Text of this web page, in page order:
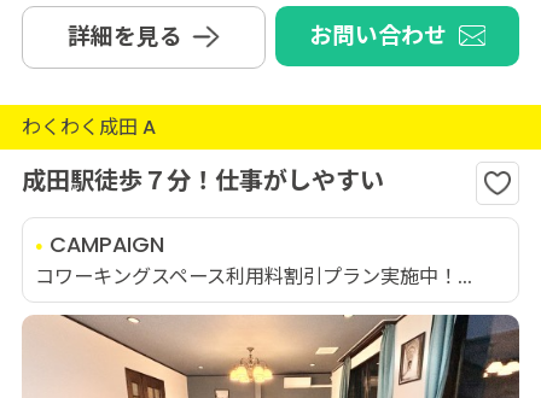
詳細を見る お問い合わせ
わくわく成田 A
成田駅徒歩７分！仕事がしやすい
CAMPAIGN
コワーキングスペース利用料割引プラン実施中！...